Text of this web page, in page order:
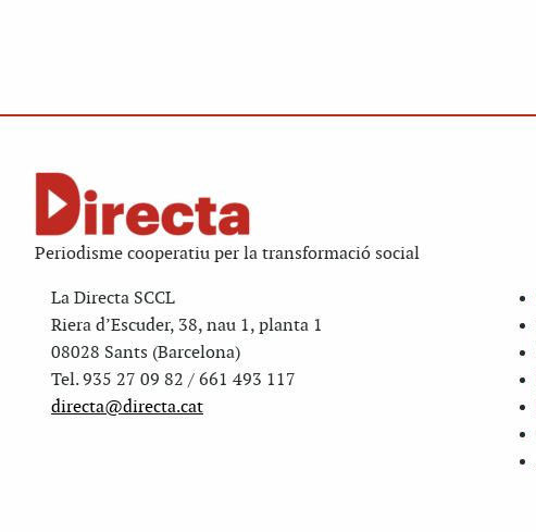
Periodisme cooperatiu per la transformació social
La Directa SCCL
Riera d’Escuder, 38, nau 1, planta 1
08028 Sants (Barcelona)
Tel. 935 27 09 82 / 661 493 117
directa@directa.cat